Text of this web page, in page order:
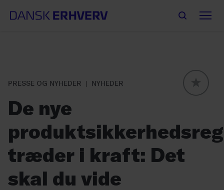
PRESSE OG NYHEDER
NYHEDER
De nye
træder i kraft: Det
skal du vide